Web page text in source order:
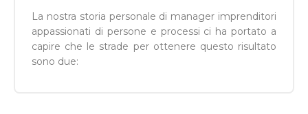
La nostra storia personale di manager imprenditori
appassionati di persone e processi ci ha portato a
capire che le strade per ottenere questo risultato
sono due: